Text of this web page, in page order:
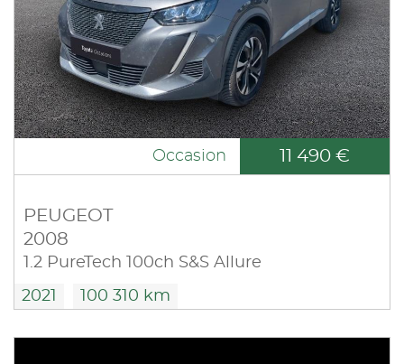
Occasion 11 490 €
PEUGEOT
2008
1.2 PureTech 100ch S&S Allure
2021 100 310 km